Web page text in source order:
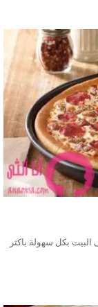
بكل سهولة باكثر